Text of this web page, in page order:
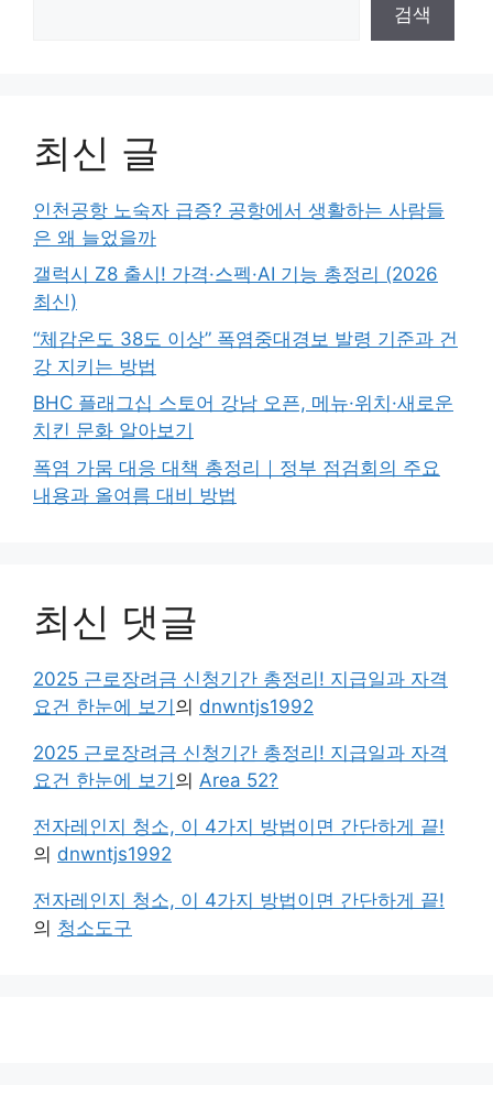
검색
최신 글
인천공항 노숙자 급증? 공항에서 생활하는 사람들
은 왜 늘었을까
갤럭시 Z8 출시! 가격·스펙·AI 기능 총정리 (2026
최신)
“체감온도 38도 이상” 폭염중대경보 발령 기준과 건
강 지키는 방법
BHC 플래그십 스토어 강남 오픈, 메뉴·위치·새로운
치킨 문화 알아보기
폭염 가뭄 대응 대책 총정리｜정부 점검회의 주요
내용과 올여름 대비 방법
최신 댓글
2025 근로장려금 신청기간 총정리! 지급일과 자격
요건 한눈에 보기의 dnwntjs1992
2025 근로장려금 신청기간 총정리! 지급일과 자격
요건 한눈에 보기의 Area 52?
전자레인지 청소, 이 4가지 방법이면 간단하게 끝!
의 dnwntjs1992
전자레인지 청소, 이 4가지 방법이면 간단하게 끝!
의 청소도구